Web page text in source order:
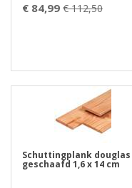
€ 84,99 € 112,50
Schuttingplank douglas
geschaafd 1,6 x 14 cm